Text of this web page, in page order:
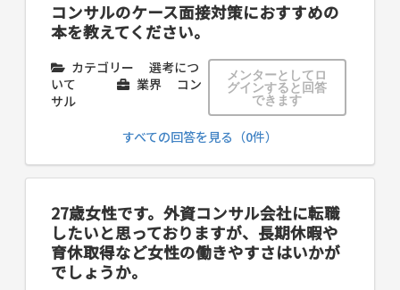
コンサルのケース面接対策におすすめの
本を教えてください。
カテゴリー
選考につ
いて
業界
コン
サル
メンターとしてロ
グインすると回答
できます
すべての回答を見る（0件）
27歳女性です。外資コンサル会社に転職
したいと思っておりますが、長期休暇や
育休取得など女性の働きやすさはいかが
でしょうか。